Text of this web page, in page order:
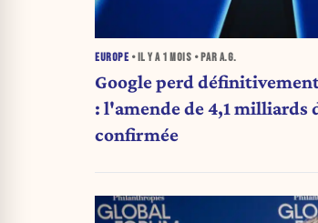
EUROPE • IL Y A 1 MOIS • PAR A.G.
Google perd
: l'amende de 4,1 milliards
confirmée